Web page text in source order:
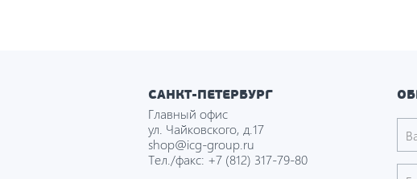
САНКТ-ПЕТЕРБУРГ
Главный офис
ул. Чайковского, д.17
shop@icg-group.ru
Тел./факс: +7 (812) 317-79-80